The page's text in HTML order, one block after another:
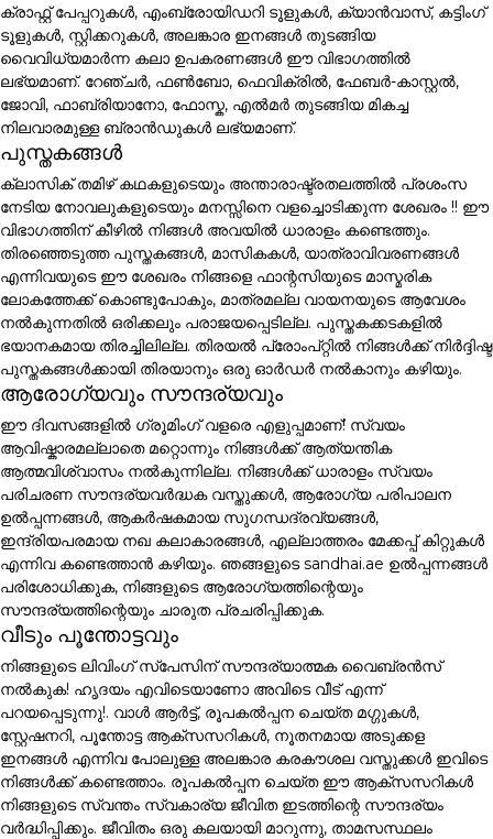
ക്രാഫ്റ്റ് പേപ്പറുകൾ, എംബ്രോയിഡറി ടൂളുകൾ, ക്യാൻവാസ്, കട്ടിംഗ്
ടൂളുകൾ, സ്റ്റിക്കറുകൾ, അലങ്കാര ഇനങ്ങൾ തുടങ്ങിയ
വൈവിധ്യമാർന്ന കലാ ഉപകരണങ്ങൾ ഈ വിഭാഗത്തിൽ
ലഭ്യമാണ്. റേഞ്ചർ, ഫൺബോ, ഫെവിക്രിൽ, ഫേബർ-കാസ്റ്റൽ,
ജോവി, ഫാബ്രിയാനോ, ഫോസ്ക, എൽമർ തുടങ്ങിയ മികച്ച
നിലവാരമുള്ള ബ്രാൻഡുകൾ ലഭ്യമാണ്.
പുസ്തകങ്ങൾ
ക്ലാസിക് തമിഴ് കഥകളുടെയും അന്താരാഷ്ട്രതലത്തിൽ പ്രശംസ
നേടിയ നോവലുകളുടെയും മനസ്സിനെ വളച്ചൊടിക്കുന്ന ശേഖരം !! ഈ
വിഭാഗത്തിന് കീഴിൽ നിങ്ങൾ അവയിൽ ധാരാളം കണ്ടെത്തും.
തിരഞ്ഞെടുത്ത പുസ്തകങ്ങൾ, മാസികകൾ, യാത്രാവിവരണങ്ങൾ
എന്നിവയുടെ ഈ ശേഖരം നിങ്ങളെ ഫാന്റസിയുടെ മാസ്മരിക
ലോകത്തേക്ക് കൊണ്ടുപോകും, മാത്രമല്ല വായനയുടെ ആവേശം
നൽകുന്നതിൽ ഒരിക്കലും പരാജയപ്പെടില്ല. പുസ്തകക്കടകളിൽ
ഭയാനകമായ തിരച്ചിലില്ല. തിരയൽ പ്രോംപ്റ്റിൽ നിങ്ങൾക്ക് നിർദ്ദിഷ്ട
പുസ്തകങ്ങൾക്കായി തിരയാനും ഒരു ഓർഡർ നൽകാനും കഴിയും.
ആരോഗ്യവും സൗന്ദര്യവും
ഈ ദിവസങ്ങളിൽ ഗ്രൂമിംഗ് വളരെ എളുപ്പമാണ്! സ്വയം
ആവിഷ്കാരമല്ലാതെ മറ്റൊന്നും നിങ്ങൾക്ക് ആത്യന്തിക
ആത്മവിശ്വാസം നൽകുന്നില്ല. നിങ്ങൾക്ക് ധാരാളം സ്വയം
പരിചരണ സൗന്ദര്യവർദ്ധക വസ്തുക്കൾ, ആരോഗ്യ പരിപാലന
ഉൽപ്പന്നങ്ങൾ, ആകർഷകമായ സുഗന്ധദ്രവ്യങ്ങൾ,
ഇന്ദ്രിയപരമായ നഖ കലാകാരങ്ങൾ, എല്ലാത്തരം മേക്കപ്പ് കിറ്റുകൾ
എന്നിവ കണ്ടെത്താൻ കഴിയും. ഞങ്ങളുടെ sandhai.ae ഉൽപ്പന്നങ്ങൾ
പരിശോധിക്കുക, നിങ്ങളുടെ ആരോഗ്യത്തിന്റെയും
സൗന്ദര്യത്തിന്റെയും ചാരുത പ്രചരിപ്പിക്കുക.
വീടും പൂന്തോട്ടവും
നിങ്ങളുടെ ലിവിംഗ് സ്പേസിന് സൗന്ദര്യാത്മക വൈബ്രൻസ്
നൽകുക! ഹൃദയം എവിടെയാണോ അവിടെ വീട് എന്ന്
പറയപ്പെടുന്നു!. വാൾ ആർട്ട്, രൂപകൽപ്പന ചെയ്ത മഗ്ഗുകൾ,
സ്റ്റേഷനറി, പൂന്തോട്ട ആക്സസറികൾ, നൂതനമായ അടുക്കള
ഇനങ്ങൾ എന്നിവ പോലുള്ള അലങ്കാര കരകൗശല വസ്തുക്കൾ ഇവിടെ
നിങ്ങൾക്ക് കണ്ടെത്താം. രൂപകൽപ്പന ചെയ്ത ഈ ആക്സസറികൾ
നിങ്ങളുടെ സ്വന്തം സ്വകാര്യ ജീവിത ഇടത്തിന്റെ സൗന്ദര്യം
വർദ്ധിപ്പിക്കും. ജീവിതം ഒരു കലയായി മാറുന്നു, താമസസ്ഥലം